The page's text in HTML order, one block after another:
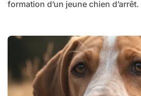
formation d’un jeune chien